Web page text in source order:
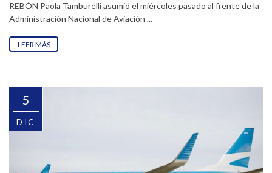
REBÓN Paola Tamburelli asumió el miércoles pasado al frente de la
Administración Nacional de Aviación ...
LEER MÁS
5
DIC